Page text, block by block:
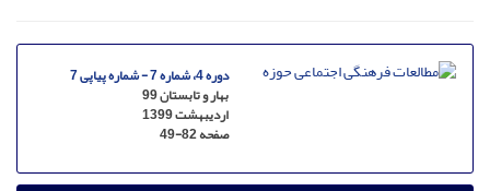
دوره 4، شماره 7 - شماره پیاپی 7
بهار و تابستان 99
اردیبهشت 1399
صفحه49-82